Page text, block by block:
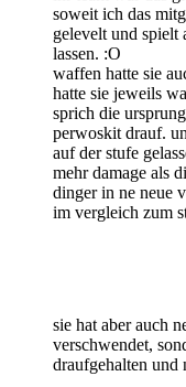
soweit ich das
gelevelt und spielt
lassen. :O
waffen hatte sie
hatte sie jeweils
sprich die
perwoskit drauf.
auf der stufe
mehr damage als
dinger in ne neue
im vergleich zum
sie hat aber auch
verschwendet,
draufgehalten und